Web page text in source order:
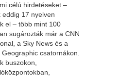
célú hirdetéseket –
eddig 17 nyelven
el – több mint 100
sugározták már a CNN
a Sky News és a
Geographic csatornákon.
buszokon,